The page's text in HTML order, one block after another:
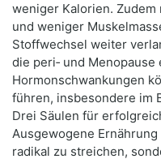
weniger Kalorien.
und weniger
Stoffwechsel weiter
die peri‑ und Menopause
Hormonschwankungen
führen, insbesondere im
Drei Säulen für
Ausgewogene
radikal zu streichen,